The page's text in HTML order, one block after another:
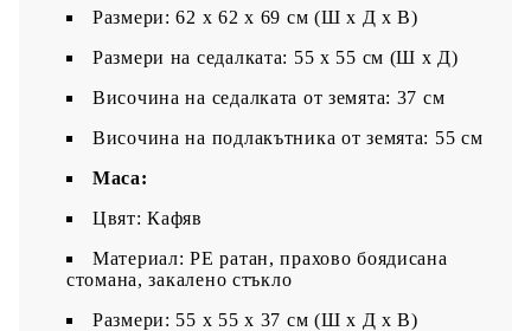
Размери: 62 x 62 x 69 см (Ш x Д x В)
Размери на седалката: 55 x 55 cм (Ш x Д)
Височина на седалката от земята: 37 см
Височина на подлакътника от земята: 55 см
Маса:
Цвят: Кафяв
Материал: PE ратан, прахово боядисана
стомана, закалено стъкло
Размери: 55 x 55 x 37 см (Ш x Д x В)